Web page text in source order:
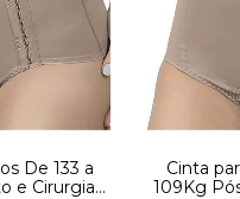
De 133 a
e Cirurgias
Cinta
109Kg